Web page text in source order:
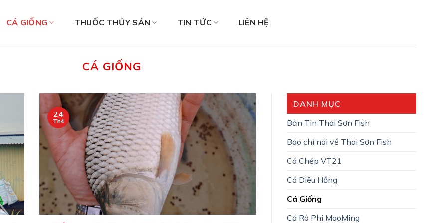
CÁ GIỐNG THUỐC THỦY SẢN TIN TỨC LIÊN HỆ
CÁ GIỐNG
24
Th4
DANH MỤC
Bản Tin Thái Sơn Fish
Báo chí nói về Thái Sơn Fish
Cá Chép VT21
Cá Diêu Hồng
Cá Giống
Cá Rô Phi MaoMing